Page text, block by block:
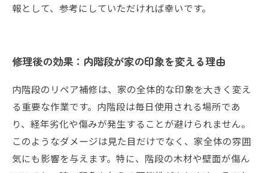
報として、参考にしていただければ幸いです。
修理後の効果：内階段が家の印象を変える理由
内階段のリペア補修は、家の全体的な印象を大きく変え
る重要な作業です。内階段は毎日使用される場所であ
り、経年劣化や傷みが発生することが避けられません。
このようなダメージは見た目だけでなく、家全体の雰囲
気にも影響を与えます。特に、階段の木材や壁面が傷ん